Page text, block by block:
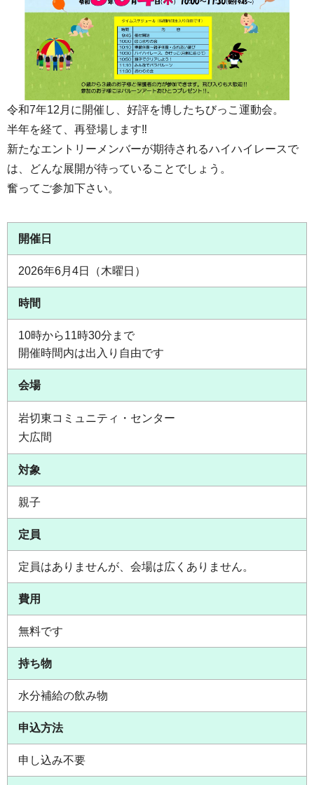
令和7年12月に開催し、好評を博したちびっこ運動会。
半年を経て、再登場します‼
新たなエントリーメンバーが期待されるハイハイレースで
は、どんな展開が待っていることでしょう。
奮ってご参加下さい。
開催日
2026年6月4日（木曜日）
時間
10時から11時30分まで
開催時間内は出入り自由です
会場
岩切東コミュニティ・センター
大広間
対象
親子
定員
定員はありませんが、会場は広くありません。
費用
無料です
持ち物
水分補給の飲み物
申込方法
申し込み不要